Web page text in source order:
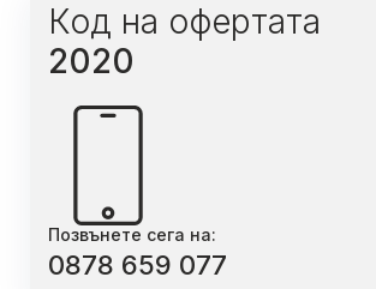
Код на офертата
2020
Позвънете сега на:
0878 659 077